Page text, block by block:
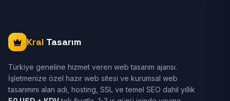
Kral Tasarım
Türkiye geneline hizmet veren web tasarım ajansı.
İşletmenize özel hazır web sitesi ve kurumsal web
tasarımını alan adı, hosting, SSL ve temel SEO dahil yıllık